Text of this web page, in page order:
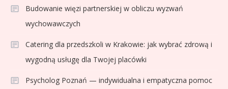
Budowanie więzi partnerskiej w obliczu wyzwań
wychowawczych
Catering dla przedszkoli w Krakowie: jak wybrać zdrową i
wygodną usługę dla Twojej placówki
Psycholog Poznań — indywidualna i empatyczna pomoc